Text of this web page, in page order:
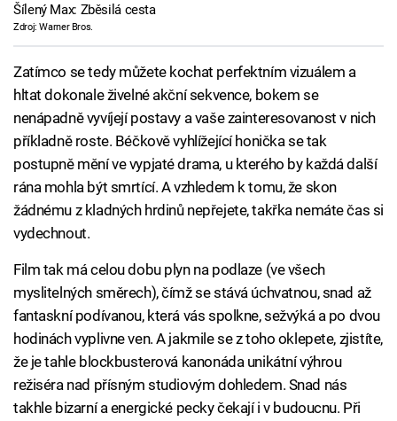
Šílený Max: Zběsilá cesta
Zdroj: Warner Bros.
Zatímco se tedy můžete kochat perfektním vizuálem a
hltat dokonale živelné akční sekvence, bokem se
nenápadně vyvíjejí postavy a vaše zainteresovanost v nich
příkladně roste. Béčkově vyhlížející honička se tak
postupně mění ve vypjaté drama, u kterého by každá další
rána mohla být smrtící. A vzhledem k tomu, že skon
žádnému z kladných hrdinů nepřejete, takřka nemáte čas si
vydechnout.
Film tak má celou dobu plyn na podlaze (ve všech
myslitelných směrech), čímž se stává úchvatnou, snad až
fantaskní podívanou, která vás spolkne, sežvýká a po dvou
hodinách vyplivne ven. A jakmile se z toho oklepete, zjistíte,
že je tahle blockbusterová kanonáda unikátní výhrou
režiséra nad přísným studiovým dohledem. Snad nás
takhle bizarní a energické pecky čekají i v budoucnu. Při